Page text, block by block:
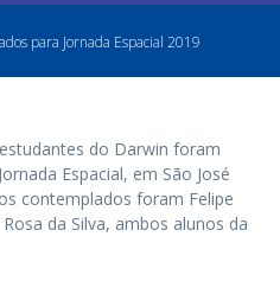
para Jornada Espacial 2019
do Darwin foram
Espacial, em São José
contemplados foram Felipe
da Silva, ambos alunos da